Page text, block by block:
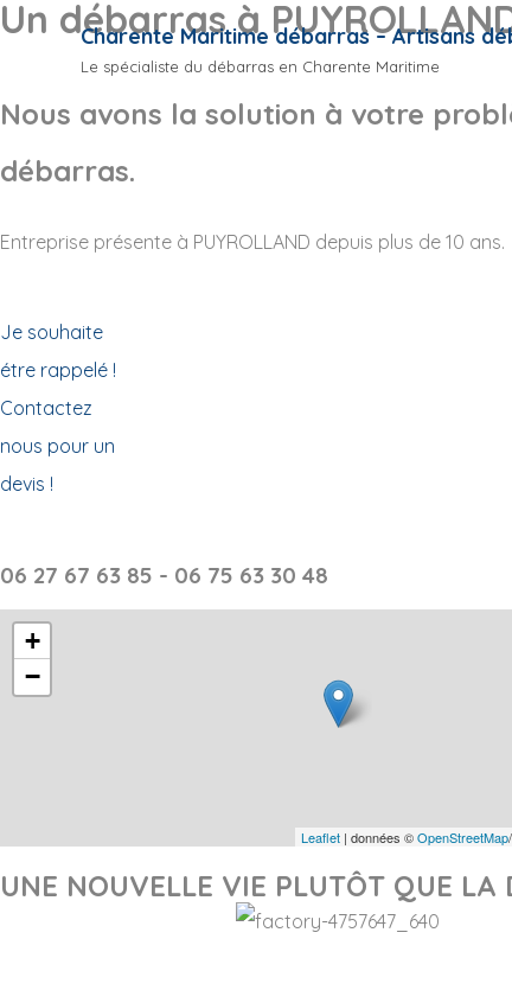
Charente Maritime débarras – Artisans
Le spécialiste du débarras en Charente Maritime
Un débarras à
Nous avons la solution à votre
débarras.
Entreprise présente à PUYROLLAND depuis plus de 10 ans.
Je souhaite
étre rappelé !
Contactez
nous pour un
devis !
06 27 67 63 85 - 06 75 63 30 48
+
−
Leaflet | données ©OpenStreetMap
UNE NOUVELLE VIE PLUTÔT QUE LA